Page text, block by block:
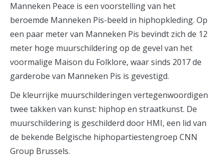
Manneken Peace is een voorstelling van het
beroemde Manneken Pis-beeld in hiphopkleding. Op
een paar meter van Manneken Pis bevindt zich de 12
meter hoge muurschildering op de gevel van het
voormalige Maison du Folklore, waar sinds 2017 de
garderobe van Manneken Pis is gevestigd.
De kleurrijke muurschilderingen vertegenwoordigen
twee takken van kunst: hiphop en straatkunst. De
muurschildering is geschilderd door HMI, een lid van
de bekende Belgische hiphopartiestengroep CNN
Group Brussels.